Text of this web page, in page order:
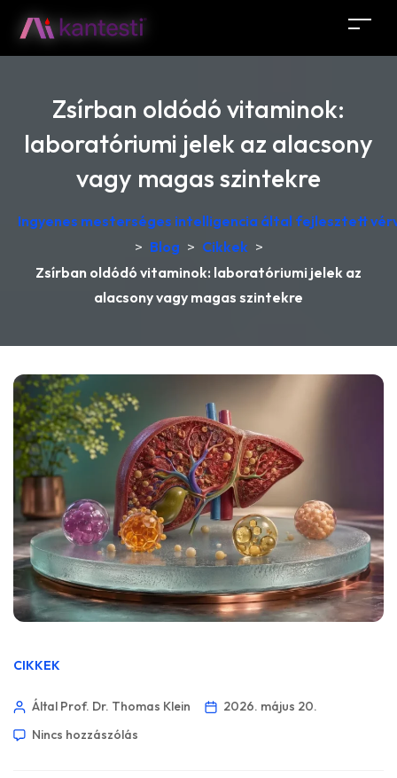
Zsírban oldódó vitaminok:
laboratóriumi jelek az alacsony
vagy magas szintekre
Ingyenes mesterséges intelligencia által fejlesztett
> Blog > Cikkek >
Zsírban oldódó vitaminok: laboratóriumi jelek az
alacsony vagy magas szintekre
CIKKEK
Által Prof. Dr. Thomas Klein
2026. május 20.
Nincs hozzászólás